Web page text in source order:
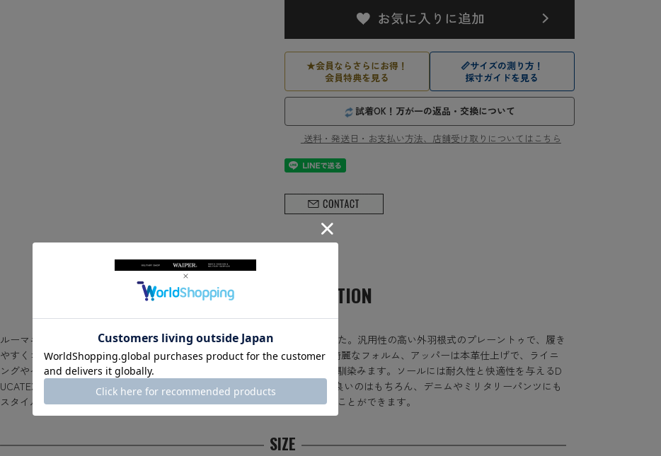
★会員ならさらにお得！
会員特典を見る
📏サイズの測り方！
採寸ガイドを見る
試着OK！万が一の返品・交換について
送料・発送日・お支払い方法、店舗受け取りについてはこちら
PRODUCT DESCRIPTION
ルーマニア軍で2000年代に製造されたレザーオフィサーブーツが入荷しました。汎用性の高い外羽根式のプレーントゥで、履き
やすくコーディネートしやすい7ホールのアンクル丈のトラディショナルで綺麗なフォルム、アッパーは本革仕上げで、ライニ
ングやインソールにも滑らかなレザーを使用していますので履くほどに足に馴染みます。ソールには耐久性と快適性を与えるD
UCATEXが使用されています。プレーントゥはドレスパンツなどとの相性が良いのはもちろん、デニムやミリタリーパンツにも
スタイルを選ばず使えるので、あらゆるタイプのボトムスに気軽に合わせることができます。
SIZE